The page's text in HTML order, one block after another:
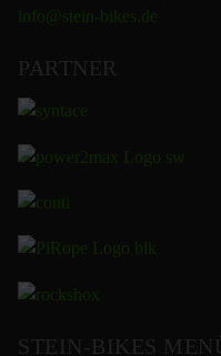
info@stein-bikes.de
PARTNER
STEIN-BIKES MENÜ